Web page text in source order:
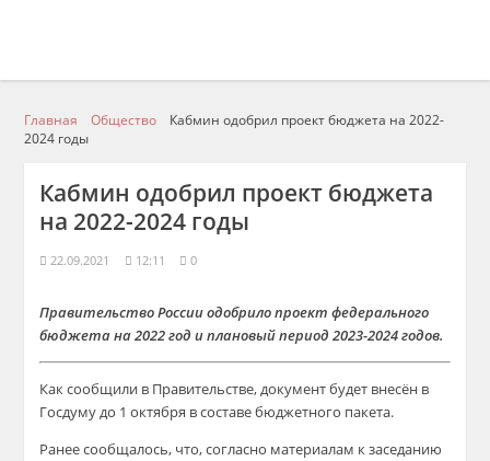
Главная Общество
Кабмин одобрил проект бюджета на 2022-
2024 годы
Кабмин одобрил проект бюджета
на 2022-2024 годы
22.09.2021 12:11 0
Правительство России одобрило проект федерального
бюджета на 2022 год и плановый период 2023-2024 годов.
Как сообщили в Правительстве, документ будет внесён в
Госдуму до 1 октября в составе бюджетного пакета.
Ранее сообщалось, что, согласно материалам к заседанию